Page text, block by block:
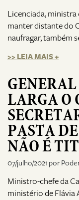
Licenciada, ministra
manter distante do
naufragar, também
>> LEIA MAIS +
LARGA O
PASTA
NÃO É
07/julho/2021 por
Ministro-chefe da
ministério de Flávia